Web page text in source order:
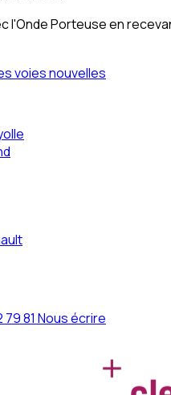
l'Onde Porteuse en
81 Nous écrire